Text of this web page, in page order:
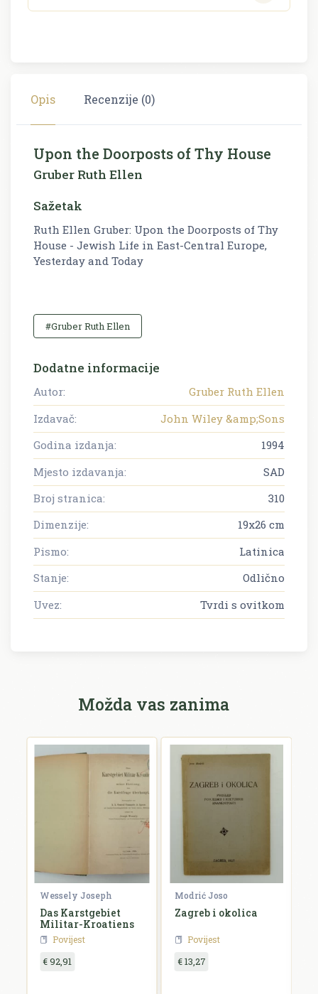
Opis Recenzije (0)
Upon the Doorposts of Thy House
Gruber Ruth Ellen
Sažetak
Ruth Ellen Gruber: Upon the Doorposts of Thy
House - Jewish Life in East-Central Europe,
Yesterday and Today
#Gruber Ruth Ellen
Dodatne informacije
Autor:
Gruber Ruth Ellen
Izdavač:
John Wiley &amp;Sons
Godina izdanja:
1994
Mjesto izdavanja:
SAD
Broj stranica:
310
Dimenzije:
19x26 cm
Pismo:
Latinica
Stanje:
Odlično
Uvez:
Tvrdi s ovitkom
Možda vas zanima
Wessely Joseph
Das Karstgebiet
Militar-Kroatiens
Povijest
€ 92,91
Modrić Joso
Zagreb i okolica
Povijest
€ 13,27